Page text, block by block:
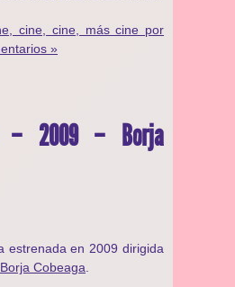
cine, cine, más cine por
»
– 2009 – Borja
estrenada en 2009 dirigida
Borja Cobeaga